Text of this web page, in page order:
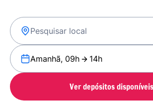
Amanhã, 09h 14h
Ver depósitos disponíveis